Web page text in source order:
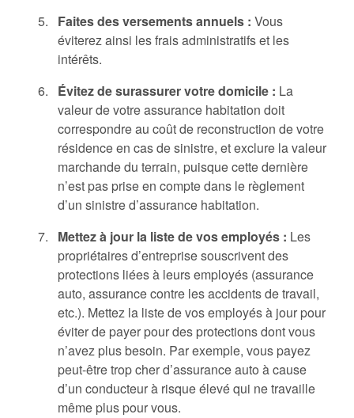
Faites des versements annuels : Vous
éviterez ainsi les frais administratifs et les
intérêts.
Évitez de surassurer votre domicile : La
valeur de votre assurance habitation doit
correspondre au coût de reconstruction de votre
résidence en cas de sinistre, et exclure la valeur
marchande du terrain, puisque cette dernière
n’est pas prise en compte dans le règlement
d’un sinistre d’assurance habitation.
Mettez à jour la liste de vos employés : Les
propriétaires d’entreprise souscrivent des
protections liées à leurs employés (assurance
auto, assurance contre les accidents de travail,
etc.). Mettez la liste de vos employés à jour pour
éviter de payer pour des protections dont vous
n’avez plus besoin. Par exemple, vous payez
peut-être trop cher d’assurance auto à cause
d’un conducteur à risque élevé qui ne travaille
même plus pour vous.